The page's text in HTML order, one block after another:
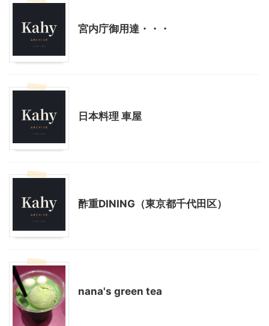
宮内庁御用達・・・
日本料理 車屋
酢重DINING（東京都千代田区）
nana's green tea